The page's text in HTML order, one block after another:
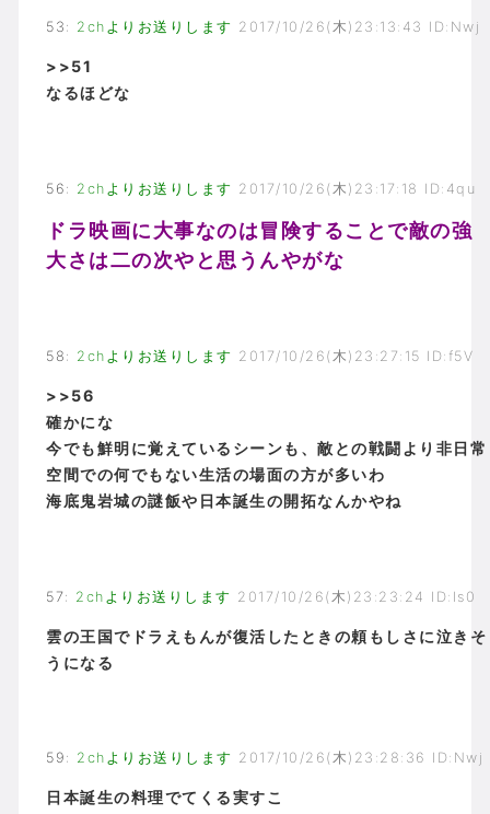
53 : 2chよりお送りします 2017/10/26(木)23:13:43 ID:Nwj
>>51
なるほどな
56 : 2chよりお送りします 2017/10/26(木)23:17:18 ID:4qu
ドラ映画に大事なのは冒険することで敵の強
大さは二の次やと思うんやがな
58 : 2chよりお送りします 2017/10/26(木)23:27:15 ID:f5V
>>56
確かにな
今でも鮮明に覚えているシーンも、敵との戦闘より非日常
空間での何でもない生活の場面の方が多いわ
海底鬼岩城の謎飯や日本誕生の開拓なんかやね
57: 2chよりお送りします 2017/10/26(木)23:23:24 ID:Is0
雲の王国でドラえもんが復活したときの頼もしさに泣きそ
うになる
59 : 2chよりお送りします 2017/10/26(木)23:28:36 ID:Nwj
日本誕生の料理でてくる実すこ